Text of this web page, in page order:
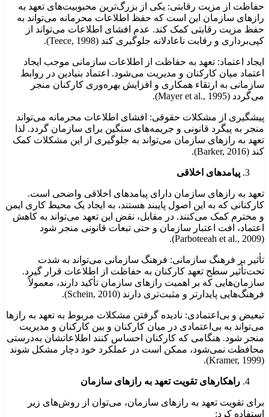
حفاظت از مزیت رقابتی: یکی از بزرگ‌ترین محبوبیت‌های تعهد به
رازهای سازمان این است که حفظ اطلاعات محرمانه می‌تواند به
حفظ مزیت رقابتی کمک کند. عدم افشای اطلاعات می‌تواند از
کپی‌برداری و رقابت ناعادلانه جلوگیری کند (Teece, 1998).
ایجاد اعتماد: تعهد به حفاظت از اطلاعات سازمانی موجب ایجاد
اعتماد میان کارکنان و مدیریت می‌شود. اعتماد بنیادین در روابط
سازمانی به ارتقاء همکاری و افزایش بهره‌وری کارکنان منجر
می‌گردد (Mayer et al., 1995).
پیشگیری از مشکلات حقوقی: افشای اطلاعات محرمانه می‌تواند
منجر به پیگرد قانونی و جریمه‌های سنگین برای سازمان گردد. لذا
تعهد به رازهای سازمان می‌تواند به جلوگیری از این مشکلات کمک
کند (Barker, 2016).
پیامدهای اخلاقی
تعهد به رازهای سازمان دارای پیامدهای اخلاقی واضحی است.
کارکنانی که به این اصول پایبند هستند، به ایجاد یک محیط کاری ایمن
و محترم کمک می‌کنند. در مقابل، نقض این تعهد می‌تواند به کاهش
اعتماد، افت اعتبار سازمان و حتی تبعات قانونی منجر شود
(Parboteeah et al., 2009).
تأثیر بر فرهنگ سازمانی: فرهنگ سازمانی می‌تواند به شدت
تحت‌تأثیر سطح تعهد کارکنان به حفاظت از اطلاعات قرار گیرد.
سازمان‌هایی که بر اهمیت رازهای سازمان تأکید دارند، معمولاً
فرهنگ‌هایی پایدارتر و مثبت‌تری دارند (Schein, 2010).
تبعیض و بی‌اعتمادی: نادیده گرفتن مشکلات مربوط به تعهد به رازها
می‌تواند به بی‌اعتمادی در میان کارکنان و بین کارکنان و مدیریت
منجر شود. هنگامی که کارکنان احساس کنند اطلاعاتشان به‌درستی
محافظت نمی‌شود، ممکن است در عملکرد خود دچار مشکل شوند
(Kramer, 1999).
راهکارهای تقویت تعهد به رازهای سازمان
برای تقویت تعهد به رازهای سازمان، می‌توان از روش‌های زیر
استفاده کرد: